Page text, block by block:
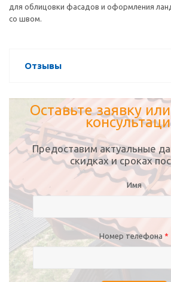
для облицовки фасадов и оформления
со швом.
Отзывы
Оставьте заявку
Предоставим актуальные
скидках и сроках
Имя
Номер телефона *